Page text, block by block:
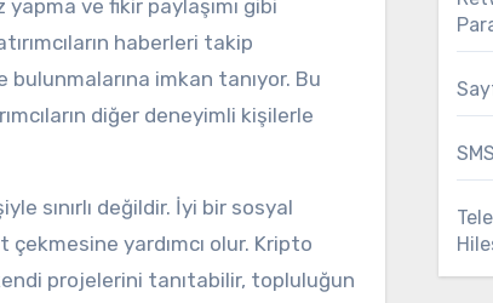
ve fikir paylaşımı gibi
haberleri takip
imkan tanıyor. Bu
diğer deneyimli kişilerle
sınırlı değildir. İyi bir sosyal
yardımcı olur. Kripto
projelerini tanıtabilir, topluluğun